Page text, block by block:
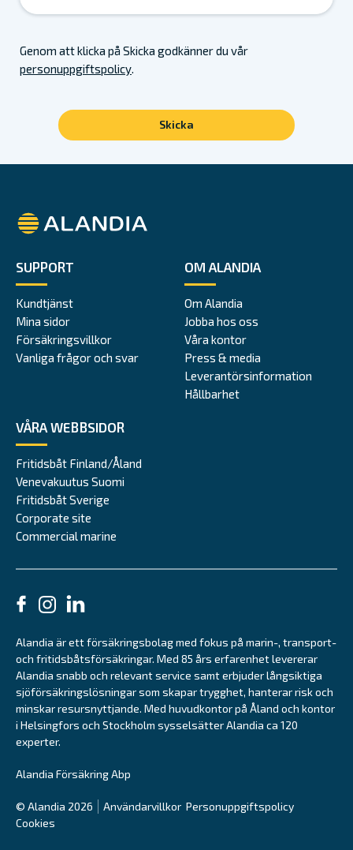
Genom att klicka på Skicka godkänner du vår
personuppgiftspolicy.
Alandia
SUPPORT
Kundtjänst
Mina sidor
Försäkringsvillkor
Vanliga frågor och svar
OM ALANDIA
Om Alandia
Jobba hos oss
Våra kontor
Press & media
Leverantörsinformation
Hållbarhet
VÅRA WEBBSIDOR
Fritidsbåt Finland/Åland
Venevakuutus Suomi
Fritidsbåt Sverige
Corporate site
Commercial marine
Alandia är ett försäkringsbolag med fokus på marin-, transport-
och fritidsbåtsförsäkringar. Med 85 års erfarenhet levererar
Alandia snabb och relevant service samt erbjuder långsiktiga
sjöförsäkringslösningar som skapar trygghet, hanterar risk och
minskar resursnyttjande. Med huvudkontor på Åland och kontor
i Helsingfors och Stockholm sysselsätter Alandia ca 120
experter.
Alandia Försäkring Abp
© Alandia 2026 Användarvillkor Personuppgiftspolicy
Cookies